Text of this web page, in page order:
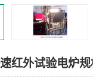
红外试验电炉
焦炉 烤箱